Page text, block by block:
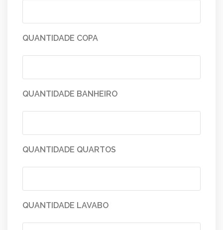
QUANTIDADE COPA
QUANTIDADE BANHEIRO
QUANTIDADE QUARTOS
QUANTIDADE LAVABO